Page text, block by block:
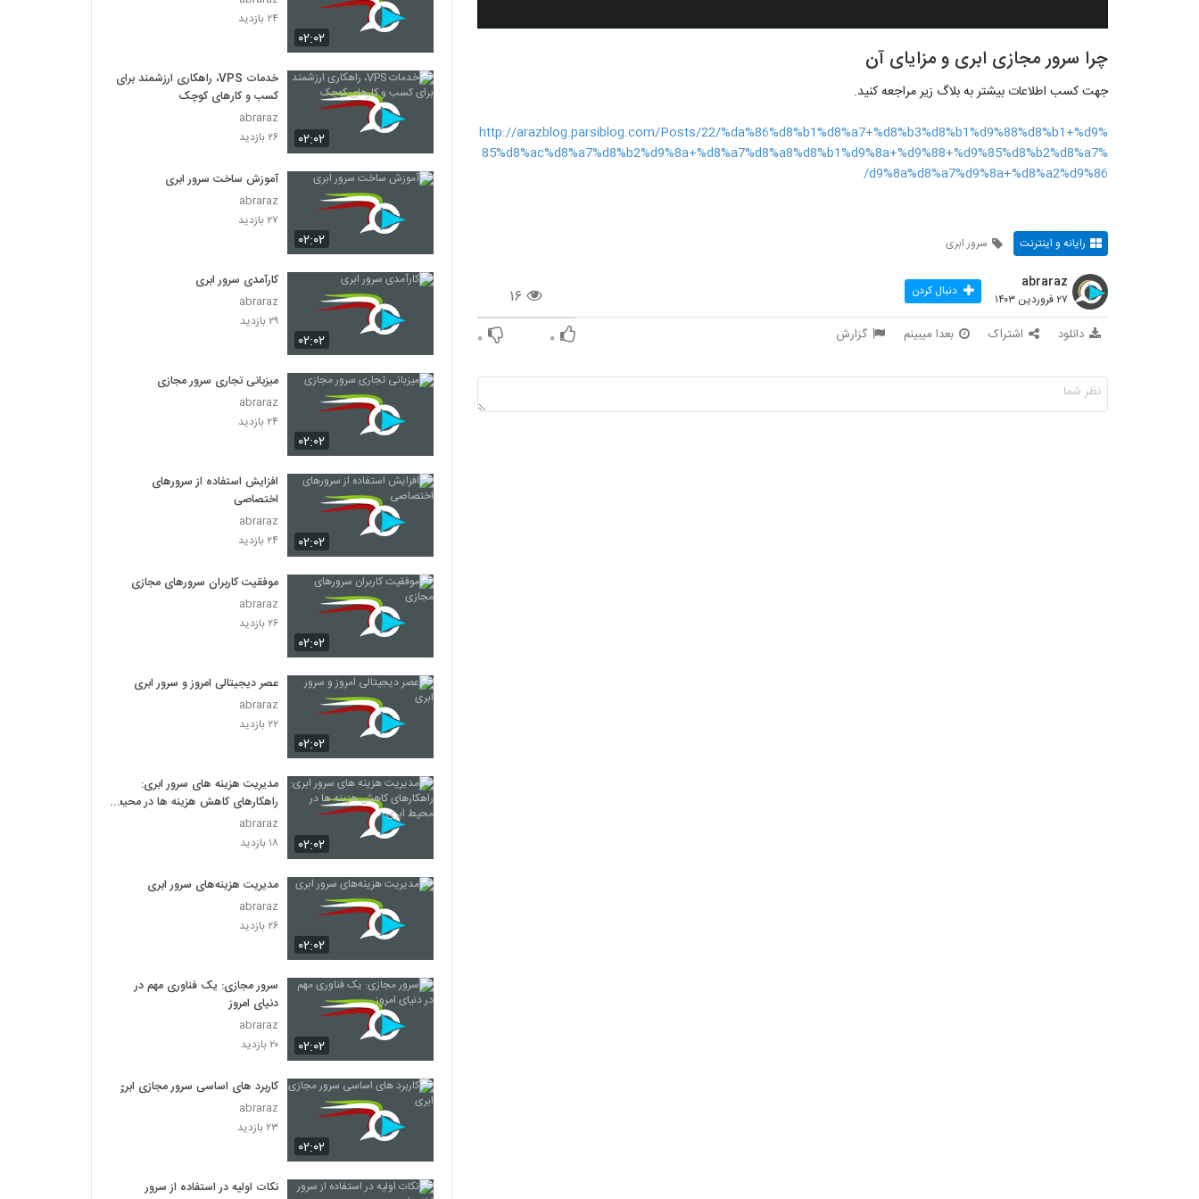
چرا سرور مجازی ابری و مزایای آن
جهت کسب اطلاعات بیشتر به بلاگ زیر مراجعه کنید.
http://arazblog.parsiblog.com/Posts/22/%da%86%d8%b1%d8%a7+%d8%b3%d8%b1%d9%88%d8%b1+%d9%
85%d8%ac%d8%a7%d8%b2%d9%8a+%d8%a7%d8%a8%d8%b1%d9%8a+%d9%88+%d9%85%d8%b2%d8%a7%
d9%8a%d8%a7%d9%8a+%d8%a2%d9%86/
رایانه و اینترنت سرور ابری
۱۶
abraraz
۲۷ فروردین ۱۴۰۳ دنبال کردن
دانلود اشتراک بعدا میبینم گزارش ۰ ۰
۰۲:۰۲
۲۴ بازدید
۰۲:۰۲
خدمات VPS، راهکاری ارزشمند برای
کسب و کارهای کوچک
abraraz
۲۶ بازدید
۰۲:۰۲
آموزش ساخت سرور ابری
abraraz
۲۷ بازدید
۰۲:۰۲
کارآمدی سرور ابری
abraraz
۲۹ بازدید
۰۲:۰۲
میزبانی تجاری سرور مجازی
abraraz
۲۴ بازدید
۰۲:۰۲
افزایش استفاده از سرورهای
اختصاصی
abraraz
۲۴ بازدید
۰۲:۰۲
موفقیت کاربران سرورهای مجازی
abraraz
۲۶ بازدید
۰۲:۰۲
عصر دیجیتالی امروز و سرور ابری
abraraz
۲۲ بازدید
۰۲:۰۲
مدیریت هزینه های سرور ابری:
راهکارهای کاهش هزینه ها در محیط
ابری
abraraz
۱۸ بازدید
۰۲:۰۲
مدیریت هزینه‌های سرور ابری
abraraz
۲۶ بازدید
۰۲:۰۲
سرور مجازی: یک فناوری مهم در
دنیای امروز
abraraz
۲۰ بازدید
۰۲:۰۲
کاربرد های اساسی سرور مجازی ابری
abraraz
۲۳ بازدید
نکات اولیه در استفاده از سرور